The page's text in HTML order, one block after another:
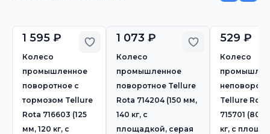
Добавить в избранное
1 595 ₽
Колесо
промышленное
поворотное с
тормозом Tellure
Rota 716603 (125
мм, 120 кг, с
Добавить в
1 073 ₽
Колесо
промышленное
поворотное Tellure
Rota 714204 (150 мм,
140 кг, с
площадкой, серая
529 ₽
Колесо
Tellure Rota
715701 (80
кг, с